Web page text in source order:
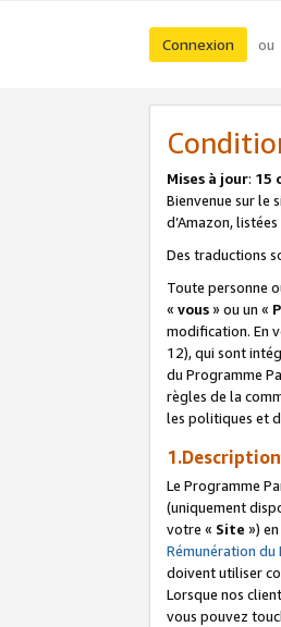
Connexion ou
Mises à jour: 15
Bienvenue sur le
d’Amazon, listées
Des traductions
Toute personne
« vous» ou un «
modification. En
12), qui sont
du Programme
règles de la
les politiques et
Le Programme
(uniquement
votre « Site »)
Rémunération du
doivent utiliser
Lorsque nos
vous pouvez